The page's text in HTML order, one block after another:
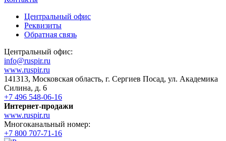
Центральный офис
Реквизиты
Обратная связь
Центральный офис:
info@ruspir.ru
www.ruspir.ru
141313, Московская область, г. Сергиев Посад, ул. Академика
Силина, д. 6
+7 496 548-06-16
Интернет-продажи
www.ruspir.ru
Многоканальный номер:
+7 800 707-71-16